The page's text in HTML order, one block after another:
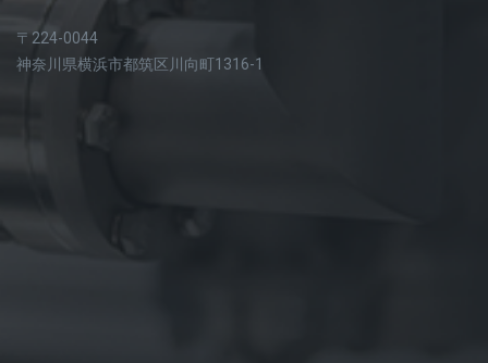
〒224-0044
神奈川県横浜市都筑区川向町1316-1